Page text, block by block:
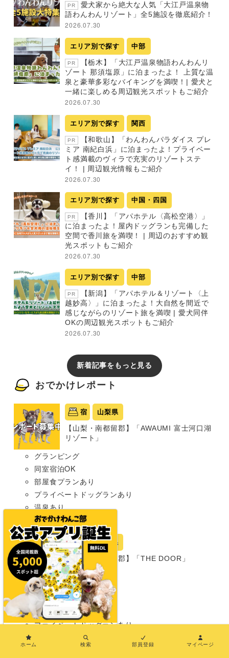
PR
愛犬家から絶大な人気「大江戸温泉物
語わんわんリゾート」全5施設を徹底紹介！
2026.07.30
エリア別で探す 中部
PR
【栃木】「大江戸温泉物語わんわんリ
ゾート 那須塩原」に泊まったよ！ 上質な温
泉と豪華多彩なバイキングを満喫！| 愛犬と
一緒に楽しめる周辺観光スポットもご紹介
2026.07.30
エリア別で探す 関西
PR
【和歌山】「わんわんパラダイス プレ
ミア 南紀白浜」に泊まったよ！プライベー
ト感満載のヴィラで充実のリゾートステ
イ！ | 周辺観光情報もご紹介
2026.07.30
エリア別で探す 中国・四国
PR
【香川】「アパホテル〈高松空港〉」
に泊まったよ！屋内ドッグランも完備した
空間で香川旅を満喫！ | 周辺のおすすめ観
光スポットもご紹介
2026.07.30
エリア別で探す 中部
PR
【新潟】「アパホテル＆リゾート〈上
越妙高〉」に泊まったよ！大自然を間近で
感じながらのリゾート旅を満喫 | 愛犬同伴
OKの周辺観光スポットもご紹介
2026.07.30
新着記事をもっと見る
おでかけレポート
宿 山梨県
【山梨・南都留郡】「AWAUMI 富士河口湖
リゾート」
グランピング
同室宿泊OK
部屋食プランあり
プライベートドッグランあり
温泉あり
犬種条件: 要問い合わせ
宿 山梨県
【山梨・南都留郡】「THE DOOR」
グランピング
同室宿泊OK
部屋食プランあり
プライベートドッグランあり
ホーム 検索 部員登録 マイページ